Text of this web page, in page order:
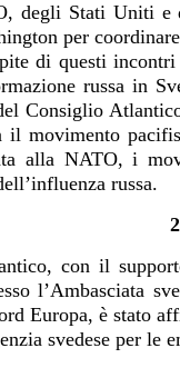
degli Stati Uniti e
per
di questi
russa in
Consiglio
il movimento
alla NATO, i
russa.
con il
l’Ambasciata
Europa, è stato
svedese per le